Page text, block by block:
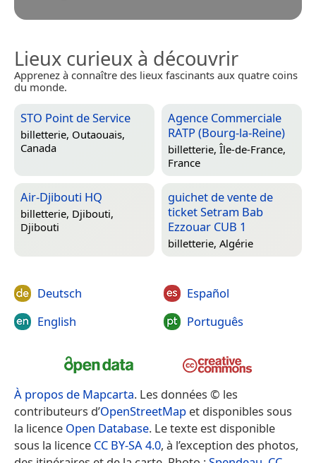
Lieux curieux à découvrir
Apprenez à connaître des lieux fascinants aux quatre coins
du monde.
STO Point de Service
billetterie, Outaouais,
Canada
Agence Commerciale
RATP (Bourg-la-Reine)
billetterie, Île-de-France,
France
Air-Djibouti HQ
billetterie, Djibouti,
Djibouti
guichet de vente de
ticket Setram Bab
Ezzouar CUB 1
billetterie, Algérie
Deutsch
English
Español
Português
À propos de Mapcarta. Les données © les
contributeurs d’OpenStreetMap et disponibles sous
la licence Open Database. Le texte est disponible
sous la licence CC BY-SA 4.0, à l’exception des photos,